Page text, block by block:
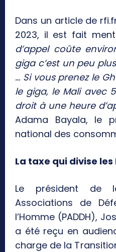
Dans un article de
2023, il est fait
d’appel coûte
giga c’est un peu
… Si vous prenez le
le giga, le Mali avec
droit à une heure
Adama Bayala, le
national des
La taxe qui divise
Le président de
Associations de
l’Homme (PADDH),
a été reçu en
charge de la